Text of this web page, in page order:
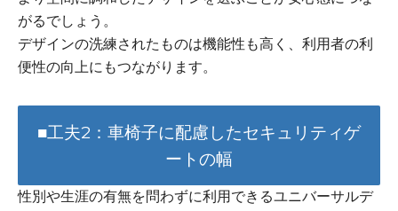
がるでしょう。
デザインの洗練されたものは機能性も高く、利用者の利
便性の向上にもつながります。
■工夫2：車椅子に配慮したセキュリティゲ
ートの幅
性別や生涯の有無を問わずに利用できるユニバーサルデ